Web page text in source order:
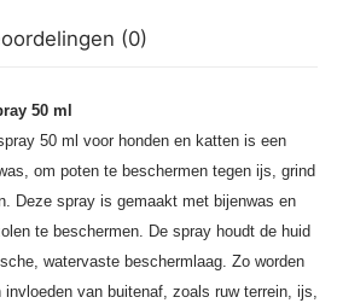
(0)
50 ml
50 ml voor honden en katten is een
om poten te beschermen tegen ijs, grind
Deze spray is gemaakt met bijenwas en
te beschermen. De spray houdt de huid
watervaste beschermlaag. Zo worden
van buitenaf, zoals ruw terrein, ijs,